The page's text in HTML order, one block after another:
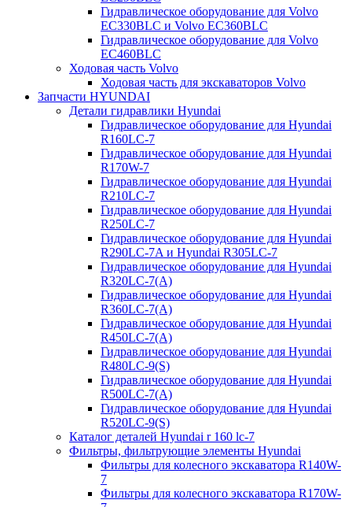
Гидравлическое оборудование для Volvo
EC330BLC и Volvo EC360BLC
Гидравлическое оборудование для Volvo
EC460BLC
Ходовая часть Volvo
Ходовая часть для экскаваторов Volvo
Запчасти HYUNDAI
Детали гидравлики Hyundai
Гидравлическое оборудование для Hyundai
R160LC-7
Гидравлическое оборудование для Hyundai
R170W-7
Гидравлическое оборудование для Hyundai
R210LC-7
Гидравлическое оборудование для Hyundai
R250LC-7
Гидравлическое оборудование для Hyundai
R290LC-7A и Hyundai R305LC-7
Гидравлическое оборудование для Hyundai
R320LC-7(A)
Гидравлическое оборудование для Hyundai
R360LC-7(A)
Гидравлическое оборудование для Hyundai
R450LC-7(A)
Гидравлическое оборудование для Hyundai
R480LC-9(S)
Гидравлическое оборудование для Hyundai
R500LC-7(A)
Гидравлическое оборудование для Hyundai
R520LC-9(S)
Каталог деталей Hyundai r 160 lc-7
Фильтры, фильтрующие элементы Hyundai
Фильтры для колесного экскаватора R140W-
7
Фильтры для колесного экскаватора R170W-